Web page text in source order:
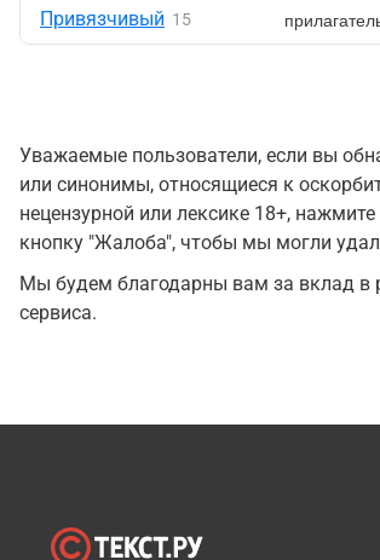
Привязчивый 15
Уважаемые пользователи, если вы
или синонимы, относящиеся к
нецензурной или лексике 18+,
кнопку "Жалоба", чтобы мы могли
Мы будем благодарны вам за вклад в
сервиса.